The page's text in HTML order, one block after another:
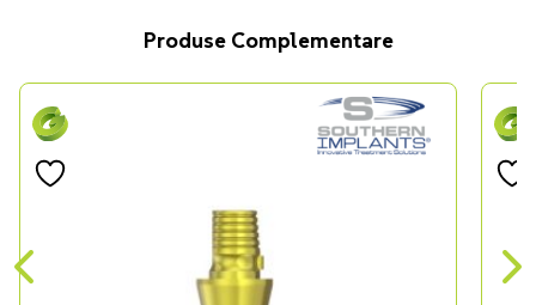
Produse Complementare